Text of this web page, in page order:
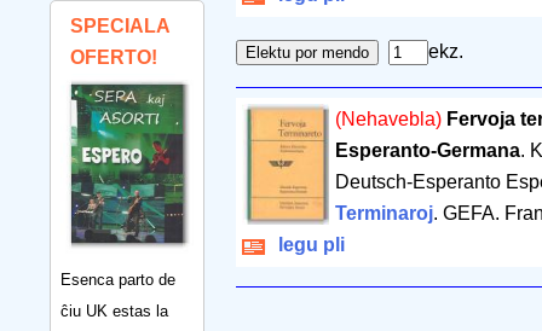
SPECIALA
OFERTO!
Esenca parto de
ĉiu UK estas la
ekz.
(Nehavebla) Fervoja
Esperanto-Germana.
Deutsch-Esperanto
Terminaroj. GEFA.
legu pli